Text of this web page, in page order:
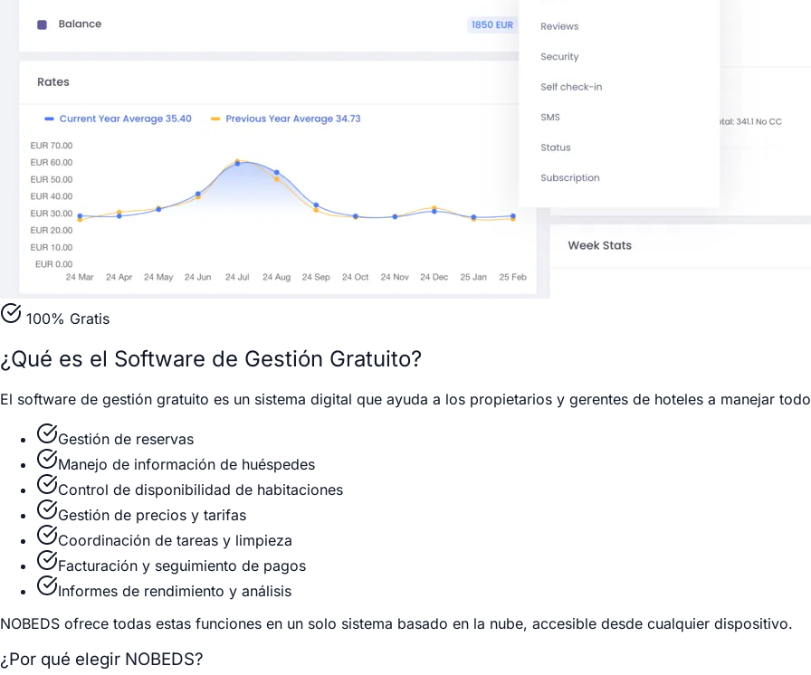
100% Gratis
¿Qué es el Software de Gestión Gratuito?
El software de gestión gratuito es un sistema digital que ayuda a los propietarios y gerentes de hoteles a manejar
Gestión de reservas
Manejo de información de huéspedes
Control de disponibilidad de habitaciones
Gestión de precios y tarifas
Coordinación de tareas y limpieza
Facturación y seguimiento de pagos
Informes de rendimiento y análisis
NOBEDS ofrece todas estas funciones en un solo sistema basado en la nube, accesible desde cualquier dispositivo.
¿Por qué elegir NOBEDS?